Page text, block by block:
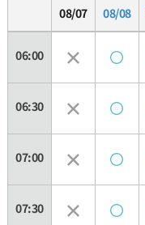
08/07 08/08
06:00
06:30
07:00
07:30